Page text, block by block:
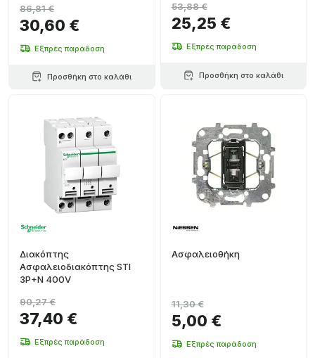
30,60 €
86,81 €
Εξπρές παράδοση
Προσθήκη στο καλάθι
25,25 €
53,88 €
Εξπρές παράδοση
Προσθήκη στο καλάθι
Διακόπτης
Ασφαλειοδιακόπτης STI
3P+N 400V
37,40 €
90,27 €
Εξπρές παράδοση
Ασφαλειοθήκη
5,00 €
11,30 €
Εξπρές παράδοση